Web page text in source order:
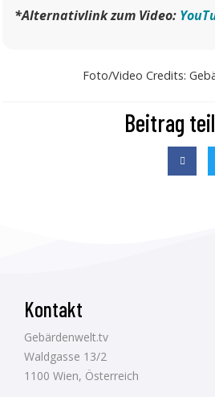
*Alternativlink zum Video:
Foto/Video Credits:
Beitrag
Kontakt
Gebärdenwelt.tv
Waldgasse 13/2
1100 Wien, Österreich